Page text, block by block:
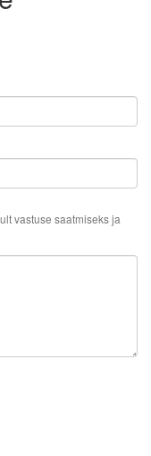
vastuse saatmiseks ja